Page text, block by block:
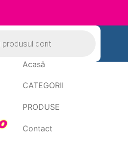
Acasă
CATEGORII
PRODUSE
Contact